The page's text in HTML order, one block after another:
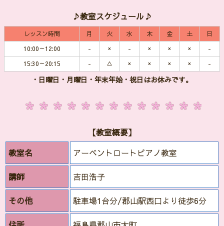
♪教室スケジュール♪
レッスン時間 月 火 水 木 金 土
日
10:00～12:00
- × - × × ×
-
15:30～20:15
- △ × × × × -
・日曜日・月曜日・年末年始・祝日はお休みです。
【教室概要】
教室名
アーベントロートピアノ教室
講師 吉田浩子
その他 駐車場1台分/郡山駅西口より徒歩6分